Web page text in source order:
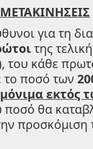
για τη
της
του κάθε
το ποσό των
εκτός
ποσό θα
προσκόμιση